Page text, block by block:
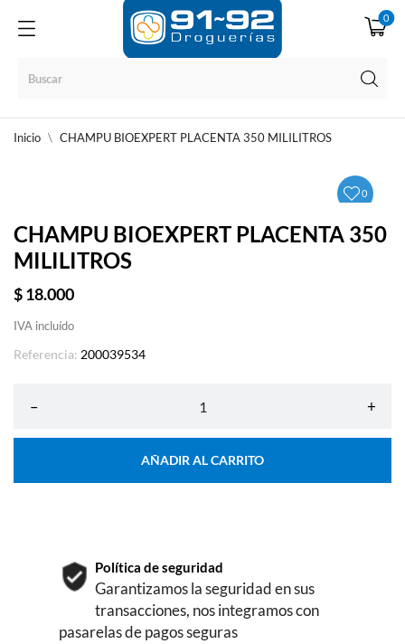
0
Inicio CHAMPU BIOEXPERT PLACENTA 350 MILILITROS
0
CHAMPU BIOEXPERT PLACENTA 350
MILILITROS
$ 18.000
IVA incluído
Referencia: 200039534
– +
AÑADIR AL CARRITO
Política de seguridad
Garantizamos la seguridad en sus
transacciones, nos integramos con
pasarelas de pagos seguras